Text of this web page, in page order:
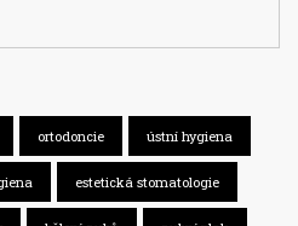
ortodoncie ústní hygiena
estetická stomatologie